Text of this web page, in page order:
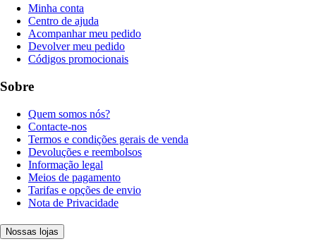
Minha conta
Centro de ajuda
Acompanhar meu pedido
Devolver meu pedido
Códigos promocionais
Sobre
Quem somos nós?
Contacte-nos
Termos e condições gerais de venda
Devoluções e reembolsos
Informação legal
Meios de pagamento
Tarifas e opções de envio
Nota de Privacidade
Nossas lojas